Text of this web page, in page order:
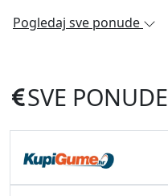
Pogledaj sve ponude
SVE PONUDE